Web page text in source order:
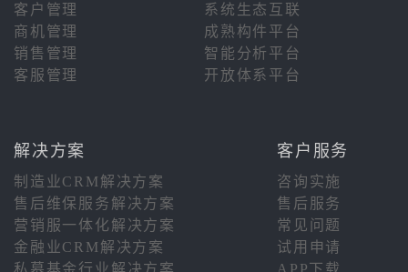
客户管理
系统生态互联
商机管理
成熟构件平台
销售管理
智能分析平台
客服管理
开放体系平台
解决方案 客户服务
制造业CRM解决方案
咨询实施
售后维保服务解决方案
售后服务
营销服一体化解决方案
常见问题
金融业CRM解决方案
试用申请
私募基金行业解决方案
APP下载